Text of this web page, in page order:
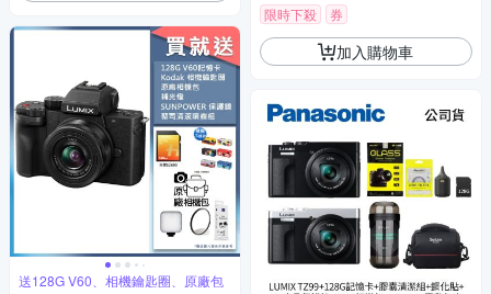
送128G V60、相機鑰匙圈、原廠包
限時下殺 券
加入購物車